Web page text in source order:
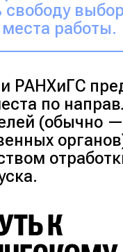
свободу
работы.
РАНХиГС
по
(обычно —
К